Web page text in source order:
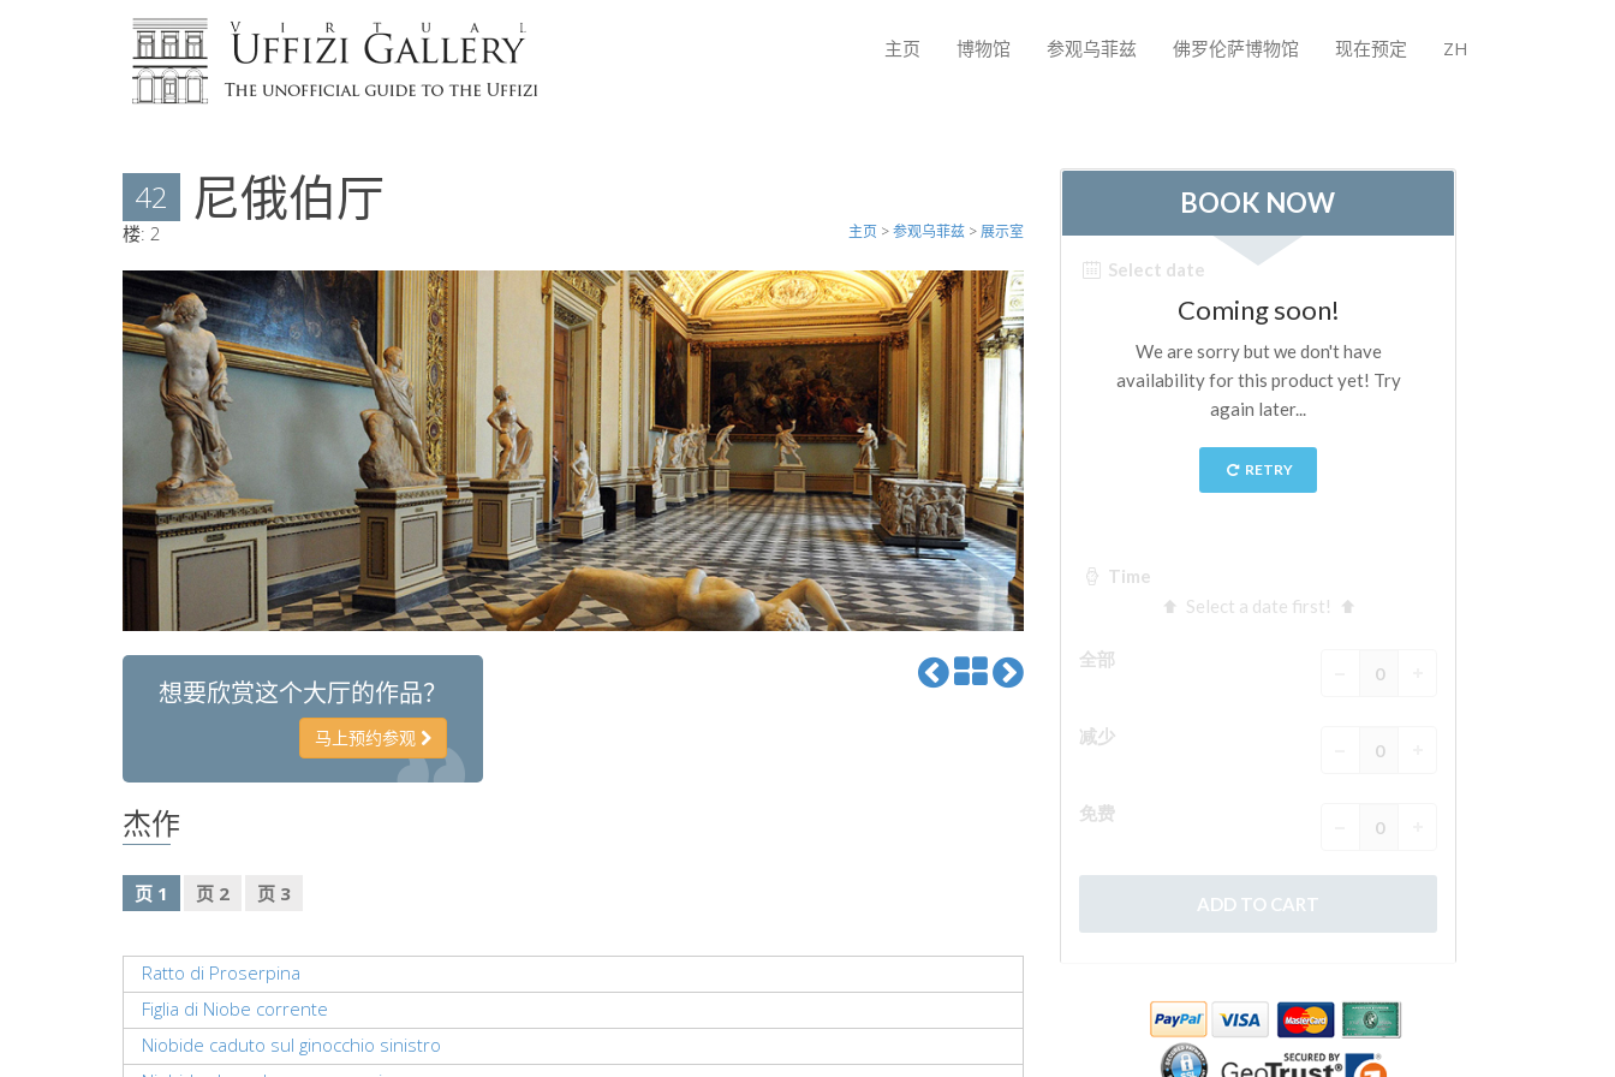
主页 博物馆 参观乌菲兹 佛罗伦萨博物馆 现在预定 ZH
42 尼俄伯厅
主页 >参观乌菲兹 >展示室
楼: 2
想要欣赏这个大厅的作品？
马上预约参观
杰作
页 1 页 2 页 3
Ratto di Proserpina
Figlia di Niobe corrente
Niobide caduto sul ginocchio sinistro